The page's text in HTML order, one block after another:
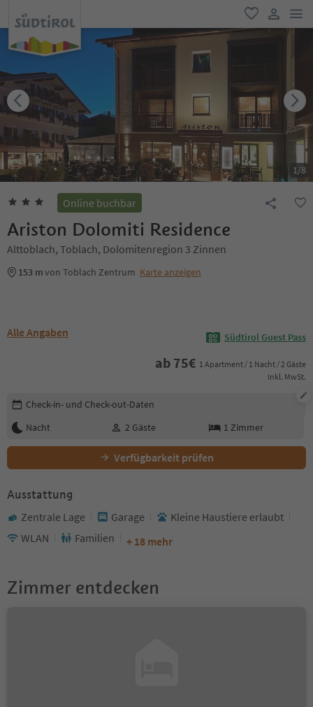
favorit
user link
1/8
Online buchbar
Ariston Dolomiti Residence
Alttoblach, Toblach, Dolomitenregion 3 Zinnen
153 mvon Toblach Zentrum Karte anzeigen
Alle Angaben Südtirol Guest Pass
ab 75€ 1 Apartment / 1 Nacht / 2 Gäste
Inkl. MwSt.
Buchungsdetails bearbeiten
Check-in- und Check-out-Daten
Nacht
2 Gäste 1 Zimmer
Verfügbarkeit prüfen
Ausstattung
Zentrale Lage Garage
Kleine Haustiere erlaubt
WLAN
Familien + 18 mehr
Zimmer entdecken